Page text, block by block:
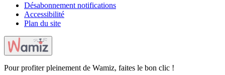
Désabonnement notifications
Accessibilité
Plan du site
Pour profiter pleinement de Wamiz, faites le bon clic !